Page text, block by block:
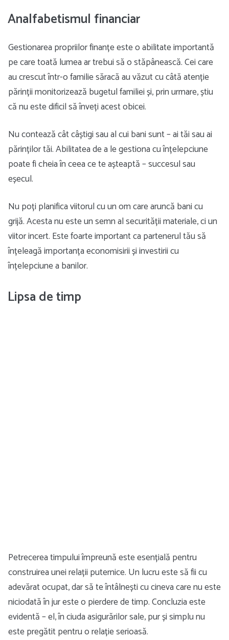
Analfabetismul financiar
Gestionarea propriilor finanțe este o abilitate importantă
pe care toată lumea ar trebui să o stăpânească. Cei care
au crescut într-o familie săracă au văzut cu câtă atenție
părinții monitorizează bugetul familiei și, prin urmare, știu
că nu este dificil să înveți acest obicei.
Nu contează cât câștigi sau al cui bani sunt – ai tăi sau ai
părinților tăi. Abilitatea de a le gestiona cu înțelepciune
poate fi cheia în ceea ce te așteaptă – succesul sau
eșecul.
Nu poți planifica viitorul cu un om care aruncă bani cu
grijă. Acesta nu este un semn al securității materiale, ci un
viitor incert. Este foarte important ca partenerul tău să
înțeleagă importanța economisirii și investirii cu
înțelepciune a banilor.
Lipsa de timp
Petrecerea timpului împreună este esențială pentru
construirea unei relații puternice. Un lucru este să fii cu
adevărat ocupat, dar să te întâlnești cu cineva care nu este
niciodată în jur este o pierdere de timp. Concluzia este
evidentă – el, în ciuda asigurărilor sale, pur și simplu nu
este pregătit pentru o relație serioasă.